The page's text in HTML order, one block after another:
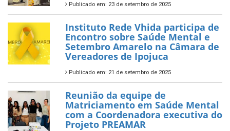
Publicado em: 23 de setembro de 2025
Instituto Rede Vhida participa de
Encontro sobre Saúde Mental e
Setembro Amarelo na Câmara de
Vereadores de Ipojuca
Publicado em: 21 de setembro de 2025
Reunião da equipe de
Matriciamento em Saúde Mental
com a Coordenadora executiva do
Projeto PREAMAR